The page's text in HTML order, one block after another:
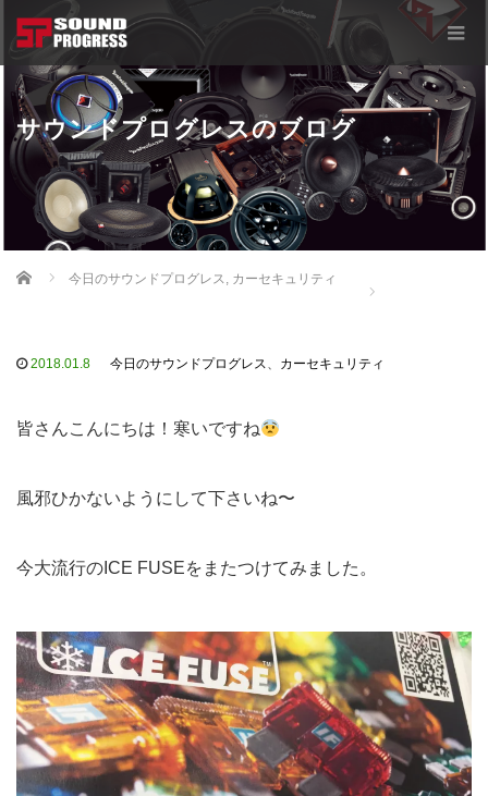
サウンドプログレスのブログ
Home 今日のサウンドプログレス, カーセキュリティ
2018.01.8 今日のサウンドプログレス、 カーセキュリティ
皆さんこんにちは！寒いですね
風邪ひかないようにして下さいね〜
今大流行のICE FUSEをまたつけてみました。